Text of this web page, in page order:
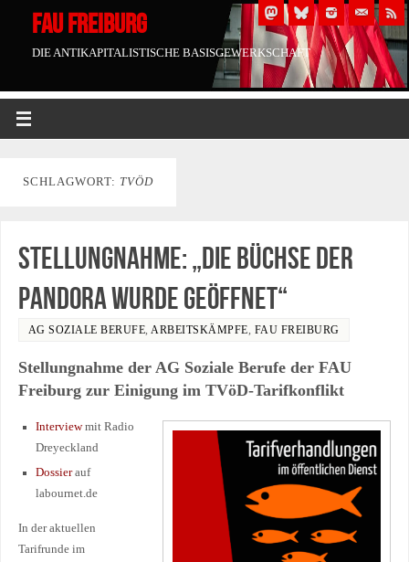
FAU FREIBURG
DIE ANTIKAPITALISTISCHE BASISGEWERKSCHAFT
SCHLAGWORT: TVÖD
Stellungnahme: „Die Büchse der
Pandora wurde geöffnet“
AG SOZIALE BERUFE,ARBEITSKÄMPFE, FAU FREIBURG
Stellungnahme der AG Soziale Berufe der FAU
Freiburg zur Einigung im TVöD-Tarifkonflikt
Interviewmit Radio
Dreyeckland
Dossierauf
labournet.de
In der aktuellen
Tarifrunde im